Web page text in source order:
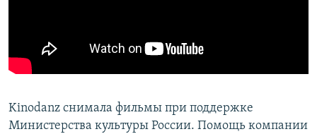
Kinodanz снимала фильмы при поддержке
Министерства культуры России. Помощь компании